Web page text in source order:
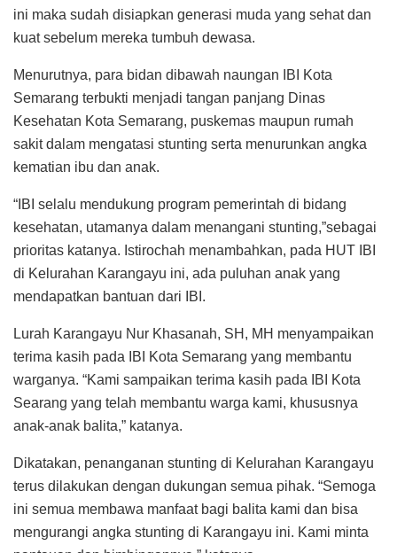
ini maka sudah disiapkan generasi muda yang sehat dan
kuat sebelum mereka tumbuh dewasa.
Menurutnya, para bidan dibawah naungan IBI Kota
Semarang terbukti menjadi tangan panjang Dinas
Kesehatan Kota Semarang, puskemas maupun rumah
sakit dalam mengatasi stunting serta menurunkan angka
kematian ibu dan anak.
“IBI selalu mendukung program pemerintah di bidang
kesehatan, utamanya dalam menangani stunting,”sebagai
prioritas katanya. Istirochah menambahkan, pada HUT IBI
di Kelurahan Karangayu ini, ada puluhan anak yang
mendapatkan bantuan dari IBI.
Lurah Karangayu Nur Khasanah, SH, MH menyampaikan
terima kasih pada IBI Kota Semarang yang membantu
warganya. “Kami sampaikan terima kasih pada IBI Kota
Searang yang telah membantu warga kami, khususnya
anak-anak balita,” katanya.
Dikatakan, penanganan stunting di Kelurahan Karangayu
terus dilakukan dengan dukungan semua pihak. “Semoga
ini semua membawa manfaat bagi balita kami dan bisa
mengurangi angka stunting di Karangayu ini. Kami minta